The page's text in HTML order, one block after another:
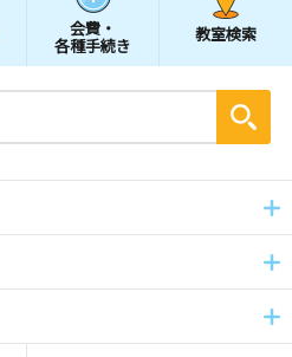
会費・
各種手続き
教室検索